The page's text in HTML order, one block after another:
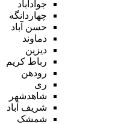
جوادآباد
چهاردانگه
حسن آباد
دماوند
دیزین
رباط کریم
رودهن
ری
شاهدشهر
شریف آباد
شمشک